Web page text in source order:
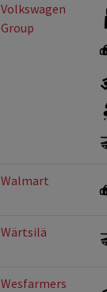
Volkswagen
Group
Walmart
Wärtsilä
Wesfarmers